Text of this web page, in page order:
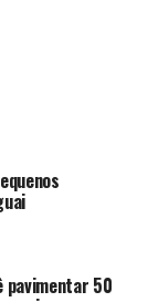
pavimentar 50